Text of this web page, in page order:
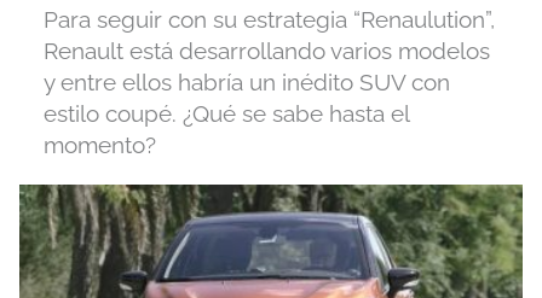
Para seguir con su estrategia “Renaulution”,
Renault está desarrollando varios modelos
y entre ellos habría un inédito SUV con
estilo coupé. ¿Qué se sabe hasta el
momento?